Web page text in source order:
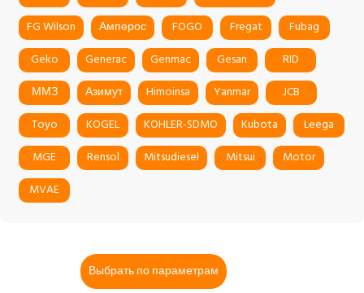
FG Wilson
Амперос FOGO Fregat
Fubag
Geko
Generac Genmac Gesan
RID
ММЗ
Азимут Himoinsa Yanmar
JCB
Toyo
KOGEL KOHLER-SDMO Kubota
Leega
MGE
Rensol Mitsudiesel Mitsui
Motor
MVAE
Выбрать по параметрам